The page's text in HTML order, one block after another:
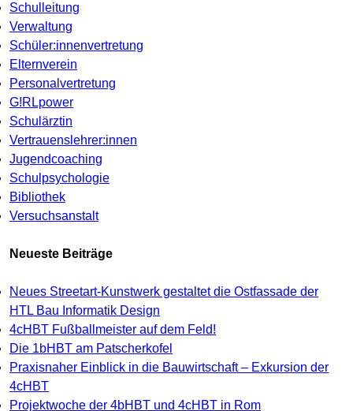
Schulleitung
Verwaltung
Schüler:innenvertretung
Elternverein
Personalvertretung
G!RLpower
Schulärztin
Vertrauenslehrer:innen
Jugendcoaching
Schulpsychologie
Bibliothek
Versuchsanstalt
Neueste Beiträge
Neues Streetart-Kunstwerk gestaltet die Ostfassade der
HTL Bau Informatik Design
4cHBT Fußballmeister auf dem Feld!
Die 1bHBT am Patscherkofel
Praxisnaher Einblick in die Bauwirtschaft – Exkursion der
4cHBT
Projektwoche der 4bHBT und 4cHBT in Rom